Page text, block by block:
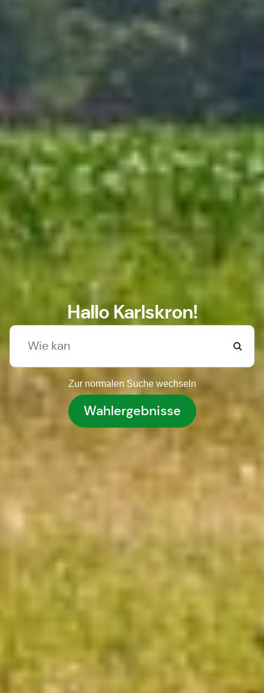
Hallo Karlskron!
Zur normalen Suche wechseln
Wahlergebnisse